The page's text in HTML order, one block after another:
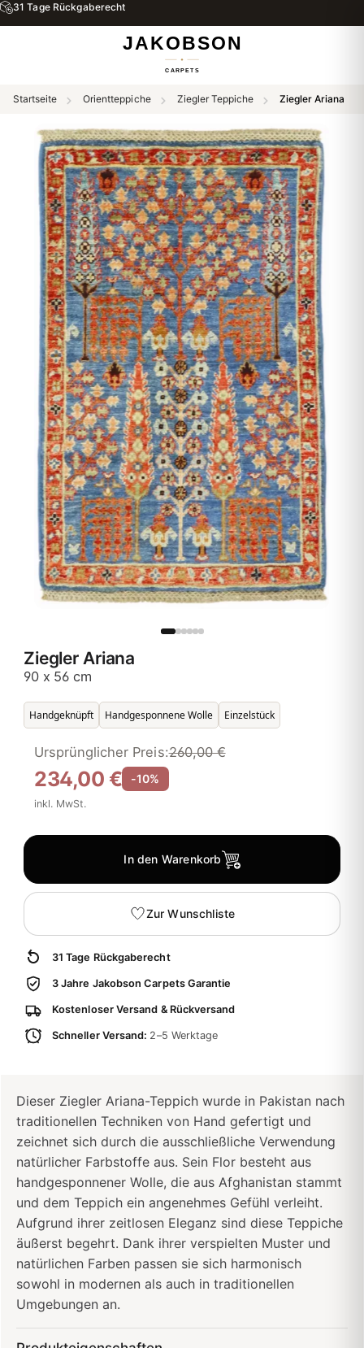
31 Tage Rückgaberecht
Startseite Orientteppiche Ziegler Teppiche Ziegler Ariana
Ziegler Ariana
90 x 56 cm
Handgeknüpft Handgesponnene Wolle Einzelstück
234,00 €
Ursprünglicher Preis:260,00 €
-10%
inkl. MwSt.
In den Warenkorb
Zur Wunschliste
31 Tage Rückgaberecht
3 Jahre Jakobson Carpets Garantie
Kostenloser Versand & Rückversand
Schneller Versand: 2–5 Werktage
Dieser Ziegler Ariana-Teppich wurde in Pakistan nach
traditionellen Techniken von Hand gefertigt und
zeichnet sich durch die ausschließliche Verwendung
natürlicher Farbstoffe aus. Sein Flor besteht aus
handgesponnener Wolle, die aus Afghanistan stammt
und dem Teppich ein angenehmes Gefühl verleiht.
Aufgrund ihrer zeitlosen Eleganz sind diese Teppiche
äußerst begehrt. Dank ihrer verspielten Muster und
natürlichen Farben passen sie sich harmonisch
sowohl in modernen als auch in traditionellen
Umgebungen an.